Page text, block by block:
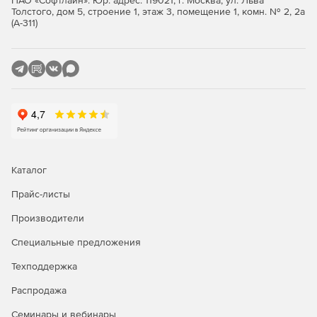
покрытия, оптимизация маршрутов, валидация
клиентской базы, визуализация точек продаж и
сервисных центров, анализ территориального
Аналитика и отчётность: построение тепловых карт,
перспективных локаций для открытия новых точек.
Мобильные и веб‑приложения: интеграция поиска
адресов и отображения объектов на карте,
улицам и домам.
Толстого, дом 5, строение 1, этаж 3, помещение 1, комн. № 2, 2а
(А-311)
Каталог
Прайс-листы
Производители
Специальные предложения
Техподдержка
Распродажа
Семинары и вебинары